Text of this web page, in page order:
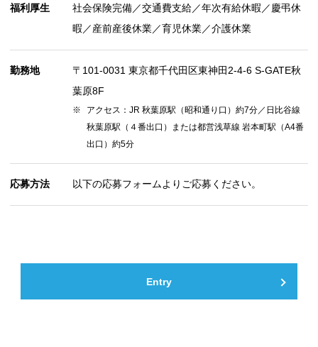
福利厚生
社会保険完備／交通費支給／年次有給休暇／慶弔休
暇／産前産後休業／育児休業／介護休業
勤務地
〒101-0031 東京都千代田区東神田2-4-6 S-GATE秋
葉原8F
アクセス：JR 秋葉原駅（昭和通り口）約7分／日比谷線
秋葉原駅（４番出口）または都営浅草線 岩本町駅（A4番
出口）約5分
応募方法 以下の応募フォームよりご応募ください。
Entry